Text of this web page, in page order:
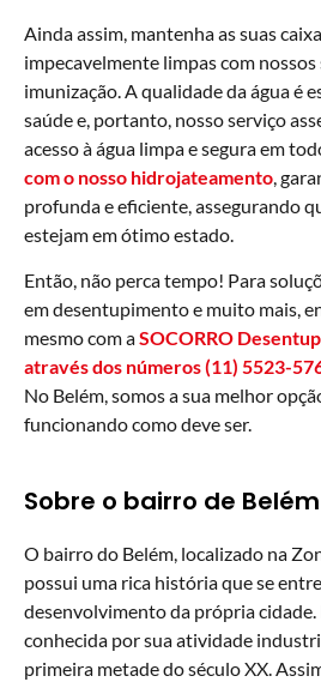
Ainda assim, mantenha as suas
impecavelmente limpas com
imunização. A qualidade da água é
saúde e, portanto, nosso serviço
acesso à água limpa e segura em
com o nosso hidrojateamento ,
profunda e eficiente, assegurando
estejam em ótimo estado.
Então, não perca tempo! Para
em desentupimento e muito mais,
mesmo com aSOCORRO
através dos números (11) 5523-
No Belém, somos a sua melhor
funcionando como deve ser.
Sobre o bairro de
O bairro do Belém, localizado na
possui uma rica história que se
desenvolvimento da própria cidade.
conhecida por sua atividade
primeira metade do século XX.